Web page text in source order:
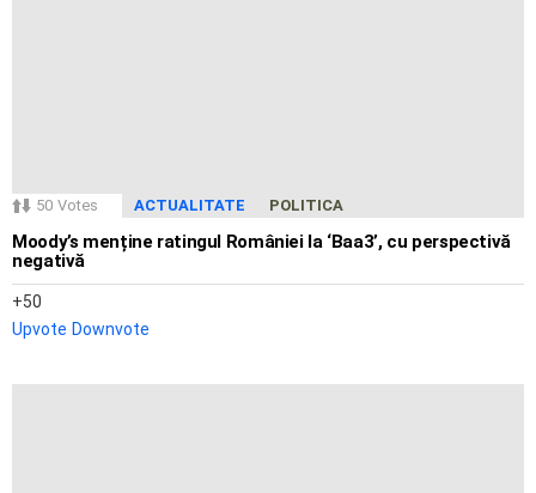
50 Votes ACTUALITATE POLITICA
Moody’s menține ratingul României la ‘Baa3’, cu perspectivă
negativă
50
Upvote Downvote